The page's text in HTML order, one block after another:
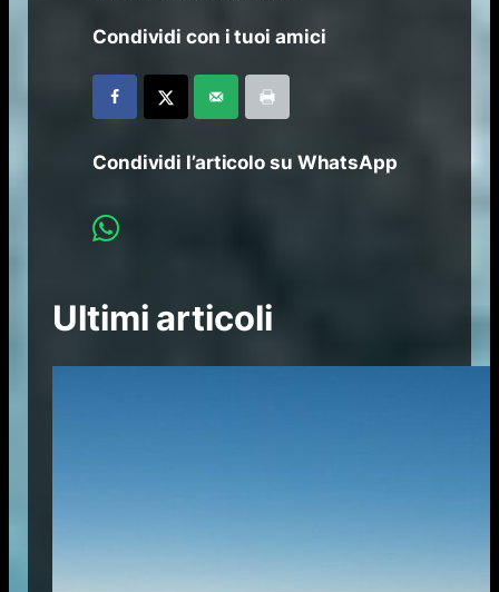
Condividi con i tuoi amici
Condividi l’articolo su WhatsApp
Ultimi articoli